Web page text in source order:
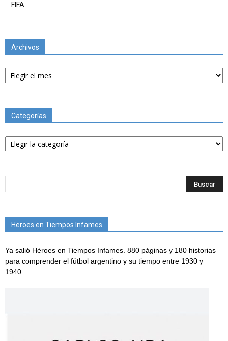
FIFA
Archivos
Archivos
Categorías
Categorías
Heroes en Tiempos Infames
Ya salió Héroes en Tiempos Infames. 880 páginas y 180 historias
para comprender el fútbol argentino y su tiempo entre 1930 y
1940.